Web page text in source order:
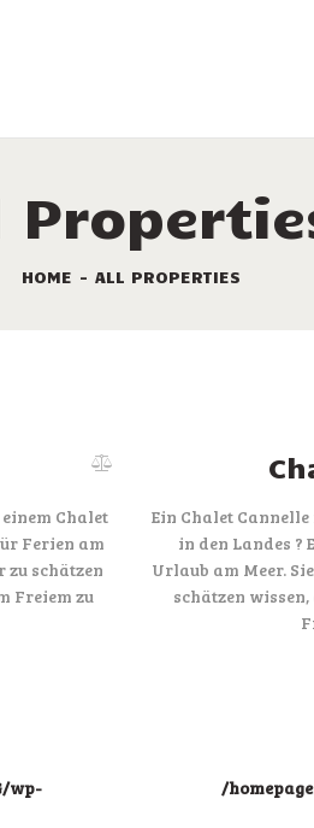
HOME ALL PROPERTIES
Chalet
Ferien am
zu schätzen
Freiem zu
wp-
Ein Chalet
in den Landes ?
Urlaub am Meer.
schätzen
/